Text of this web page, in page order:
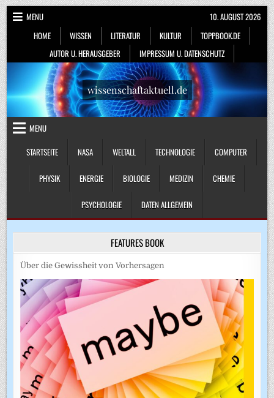
Skip
to
content
MENU
HOME
WISSEN LITERATUR KULTUR
TOPPBOOK.DE
AUTOR U. HERAUSGEBER
IMPRESSUM U. DATENSCHUTZ
10. AUGUST 2026
wissenschaftaktuell.de
MENU
STARTSEITE
NASA WELTALL TECHNOLOGIE COMPUTER
PHYSIK ENERGIE BIOLOGIE MEDIZIN CHEMIE
PSYCHOLOGIE DATEN ALLGEMEIN
FEATURES BOOK
Über die Gewissheit von Vorhersagen